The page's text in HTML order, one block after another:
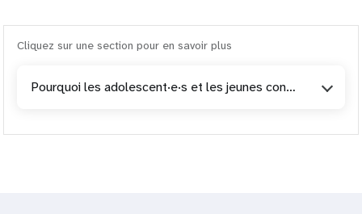
Cliquez sur une section pour en savoir plus
Pourquoi les adolescent·e·s et les jeunes constituent une priorité de l’UNFPA en matière de développement